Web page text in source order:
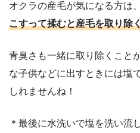
オクラの産毛が気になる方は、
こすって揉むと産毛を取り除
青臭さも一緒に取り除くこと
な子供などに出すときには塩
しれませんね！
＊最後に水洗いで塩を洗い流